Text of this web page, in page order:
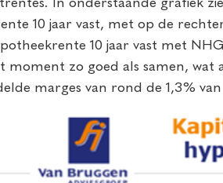
In onderstaande grafiek
10 jaar vast, met op de
10 jaar vast met
moment zo goed als samen,
marges van rond de 1,3%